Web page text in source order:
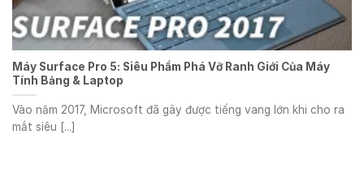
Máy Surface Pro 5: Siêu Phẩm Phá Vỡ Ranh Giới Của Máy
Tính Bảng & Laptop
Vào năm 2017, Microsoft đã gây được tiếng vang lớn khi cho ra
mắt siêu [...]